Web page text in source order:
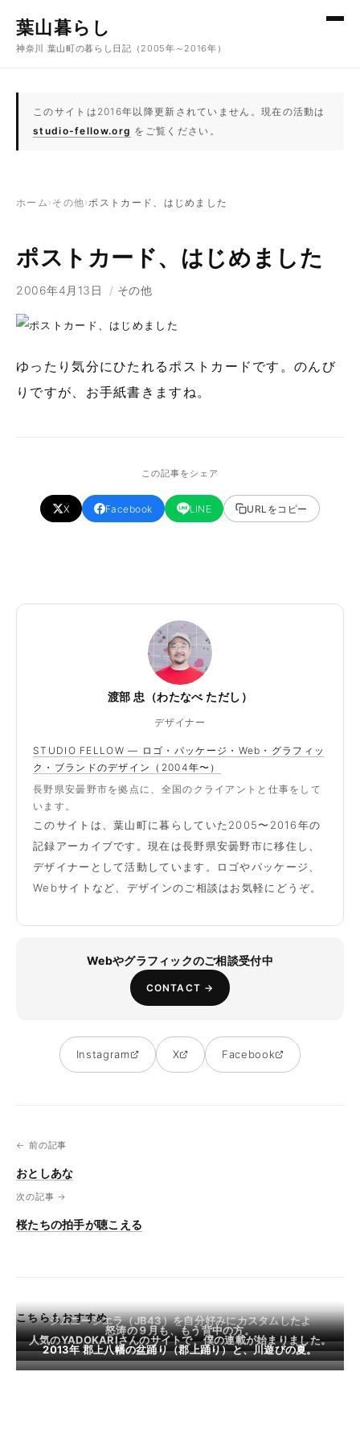
葉山暮らし
神奈川 葉山町の暮らし日記（2005年～2016年）
このサイトは2016年以降更新されていません。現在の活動は
studio-fellow.org をご覧ください。
ホーム › その他›ポストカード、はじめました
ポストカード、はじめました
2006年4月13日 / その他
ゆったり気分にひたれるポストカードです。のんび
りですが、お手紙書きますね。
この記事をシェア
X Facebook LINE URLをコピー
このサイトは、葉山町に暮らしていた2005〜2016年の
記録アーカイブです。現在は長野県安曇野市に移住し、
デザイナーとして活動しています。ロゴやパッケージ、
Webサイトなど、デザインのご相談はお気軽にどうぞ。
渡部 忠（わたなべ ただし）
デザイナー
STUDIO FELLOW — ロゴ・パッケージ・Web・グラフィッ
ク・ブランドのデザイン（2004年〜）
長野県安曇野市を拠点に、全国のクライアントと仕事をして
います。
Webやグラフィックのご相談受付中
CONTACT →
Instagram X Facebook
← 前の記事
おとしあな
次の記事 →
桜たちの拍手が聴こえる
こちらもおすすめ
ジムニーシエラ（JB43）を自分好みにカスタムしたよ
怒涛の９月も、もう背中の方。
人気のYADOKARIさんのサイトで、僕の連載が始まりました。
2013年 郡上八幡の盆踊り（郡上踊り）と、川遊びの夏。